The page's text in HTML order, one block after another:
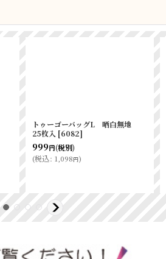
トゥーゴーバッグM 晒白無地
25枚入 [6081]
821円(税別)
(税込: 903円)